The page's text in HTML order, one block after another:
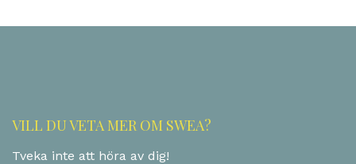
VILL DU VETA MER OM SWEA?
Tveka inte att höra av dig!